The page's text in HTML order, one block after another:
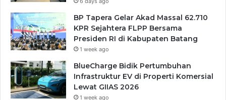
BP Tapera Gelar Akad Massal 62.710
KPR Sejahtera FLPP Bersama
Presiden RI di Kabupaten Batang
1 week ago
BlueCharge Bidik Pertumbuhan
Infrastruktur EV di Properti Komersial
Lewat GIIAS 2026
1 week ago